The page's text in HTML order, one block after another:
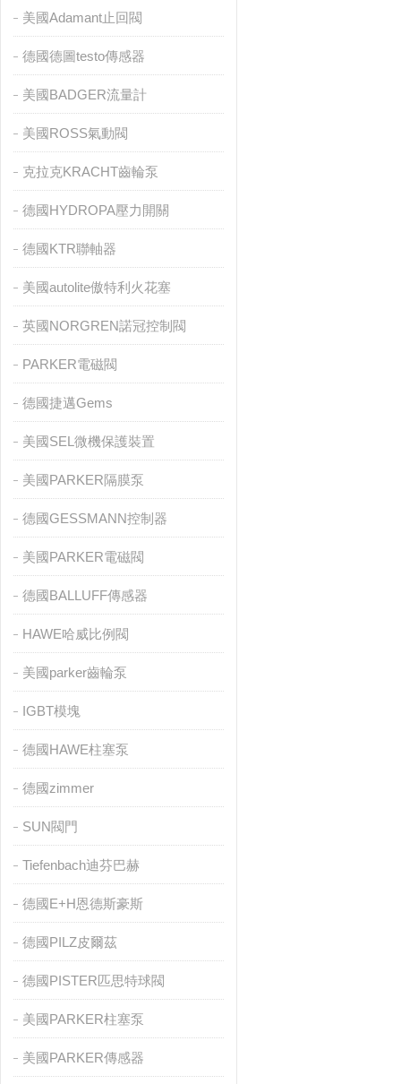
美國Adamant止回閥
德國德圖testo傳感器
美國BADGER流量計
美國ROSS氣動閥
克拉克KRACHT齒輪泵
德國HYDROPA壓力開關
德國KTR聯軸器
美國autolite傲特利火花塞
英國NORGREN諾冠控制閥
PARKER電磁閥
德國捷邁Gems
美國SEL微機保護裝置
美國PARKER隔膜泵
德國GESSMANN控制器
美國PARKER電磁閥
德國BALLUFF傳感器
HAWE哈威比例閥
美國parker齒輪泵
IGBT模塊
德國HAWE柱塞泵
德國zimmer
SUN閥門
Tiefenbach迪芬巴赫
德國E+H恩德斯豪斯
德國PILZ皮爾茲
德國PISTER匹思特球閥
美國PARKER柱塞泵
美國PARKER傳感器